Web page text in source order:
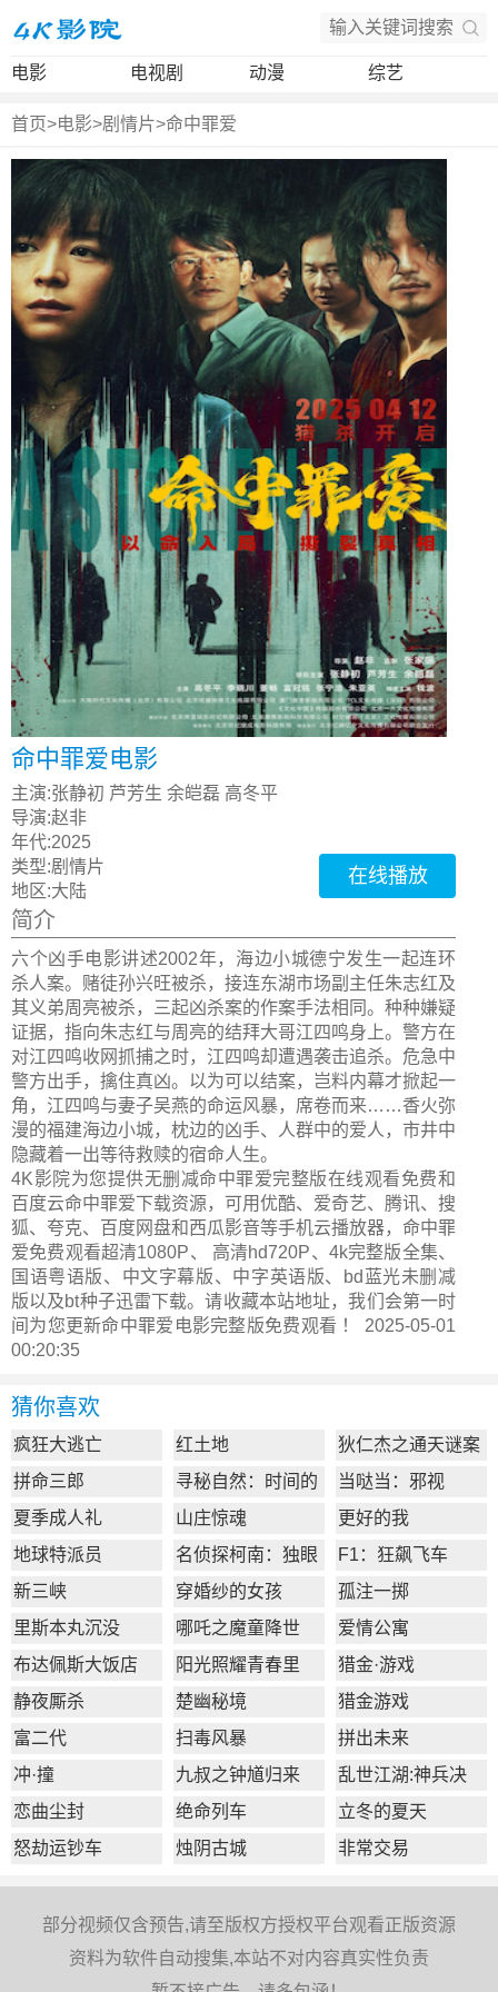
电影 电视剧 动漫 综艺
首页>电影>剧情片>命中罪爱
命中罪爱电影
主演:张静初 芦芳生 余皑磊 高冬平
导演:赵非
年代:2025
类型:剧情片
地区:大陆
在线播放
简介
六个凶手电影讲述2002年，海边小城德宁发生一起连环
杀人案。赌徒孙兴旺被杀，接连东湖市场副主任朱志红及
其义弟周亮被杀，三起凶杀案的作案手法相同。种种嫌疑
证据，指向朱志红与周亮的结拜大哥江四鸣身上。警方在
对江四鸣收网抓捕之时，江四鸣却遭遇袭击追杀。危急中
警方出手，擒住真凶。以为可以结案，岂料内幕才掀起一
角，江四鸣与妻子吴燕的命运风暴，席卷而来……香火弥
漫的福建海边小城，枕边的凶手、人群中的爱人，市井中
隐藏着一出等待救赎的宿命人生。
4K影院为您提供无删减命中罪爱完整版在线观看免费和
百度云命中罪爱下载资源，可用优酷、爱奇艺、腾讯、搜
狐、夸克、百度网盘和西瓜影音等手机云播放器，命中罪
爱免费观看超清1080P、 高清hd720P、4k完整版全集、
国语粤语版、中文字幕版、中字英语版、bd蓝光未删减
版以及bt种子迅雷下载。请收藏本站地址，我们会第一时
间为您更新命中罪爱电影完整版免费观看 ！ 2025-05-01
00:20:35
猜你喜欢
疯狂大逃亡 红土地
狄仁杰之通天谜案
拼命三郎
寻秘自然：时间的
形状
当哒当：邪视
夏季成人礼
山庄惊魂
更好的我
地球特派员
名侦探柯南：独眼
的残像
F1：狂飙飞车
新三峡
穿婚纱的女孩
孤注一掷
里斯本丸沉没
哪吒之魔童降世
爱情公寓
布达佩斯大饭店
阳光照耀青春里
猎金·游戏
静夜厮杀
楚幽秘境
猎金游戏
富二代
扫毒风暴
拼出未来
冲·撞
九叔之钟馗归来
乱世江湖:神兵决
恋曲尘封
绝命列车
立冬的夏天
怒劫运钞车
烛阴古城 非常交易
部分视频仅含预告,请至版权方授权平台观看正版资源
资料为软件自动搜集,本站不对内容真实性负责